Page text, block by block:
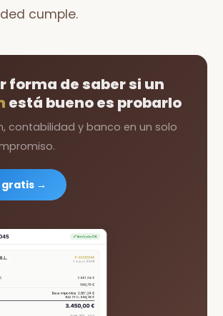
cumple.
forma de saber si un
está bueno es probarlo
contabilidad y banco en un solo
gratis →